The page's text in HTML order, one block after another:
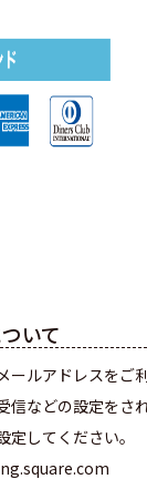
いて
ルアドレスをご
信などの設定をさ
してください。